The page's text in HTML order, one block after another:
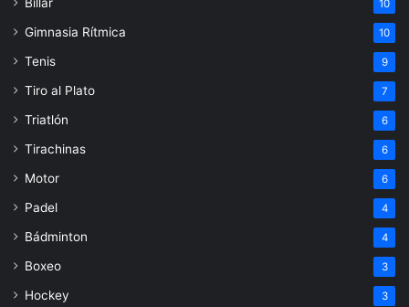
Billar 10
Gimnasia Rítmica 10
Tenis 9
Tiro al Plato 7
Triatlón 6
Tirachinas 6
Motor 6
Padel 4
Bádminton 4
Boxeo 3
Hockey 3